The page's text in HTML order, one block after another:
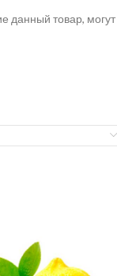
данный товар, могут